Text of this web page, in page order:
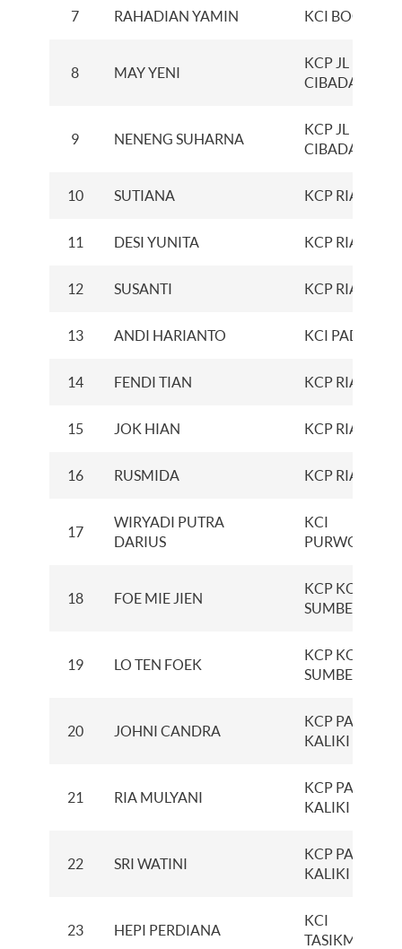
7 RAHADIAN YAMIN KCI BOGOR
8 MAY YENI
KCP JL
CIBADAK
9 NENENG SUHARNA
KCP JL
CIBADAK
10 SUTIANA KCP RIAU
11 DESI YUNITA KCP RIAU
12 SUSANTI KCP RIAU
13 ANDI HARIANTO KCI PADANG
14 FENDI TIAN KCP RIAU
15 JOK HIAN KCP RIAU
16 RUSMIDA KCP RIAU
17
WIRYADI PUTRA
DARIUS
KCI
18 FOE MIE JIEN
KCP
SUMBER SARI
19 LO TEN FOEK
KCP
SUMBER SARI
20 JOHNI CANDRA
KCP PASIR
KALIKI
21 RIA MULYANI
KCP PASIR
KALIKI
22 SRI WATINI
KCP PASIR
KALIKI
23 HEPI PERDIANA
KCI
TASIKMALAYA